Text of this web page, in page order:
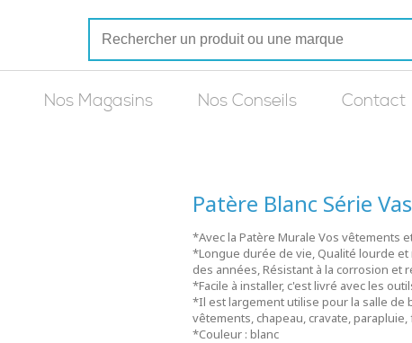
Nos Magasins Nos Conseils Contact
Patère Blanc Série
*Avec la Patère Murale Vos vêtements
*Longue durée de vie, Qualité lourde
des années, Résistant à la corrosion et
*Facile à installer, c'est livré avec les
*Il est largement utilise pour la salle de
vêtements, chapeau, cravate,
*Couleur : blanc